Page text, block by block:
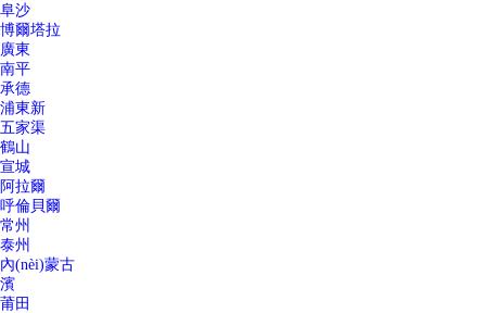
阜沙
博爾塔拉
廣東
南平
承德
浦東新
五家渠
鶴山
宣城
阿拉爾
呼倫貝爾
常州
泰州
內(nèi)蒙古
濱
莆田